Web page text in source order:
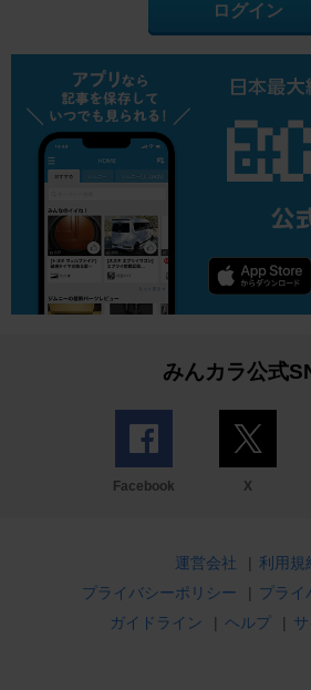
ログイン
みんカラ公式
Facebook X
運営会社 | 利用規
プライバシーポリシー
| プライ
ガイドライン
| ヘルプ |